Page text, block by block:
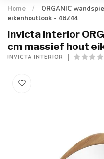
Home /
ORGANIC
eikenhoutlook - 48244
Invicta Interior
cm massief hout
INVICTA INTERIOR